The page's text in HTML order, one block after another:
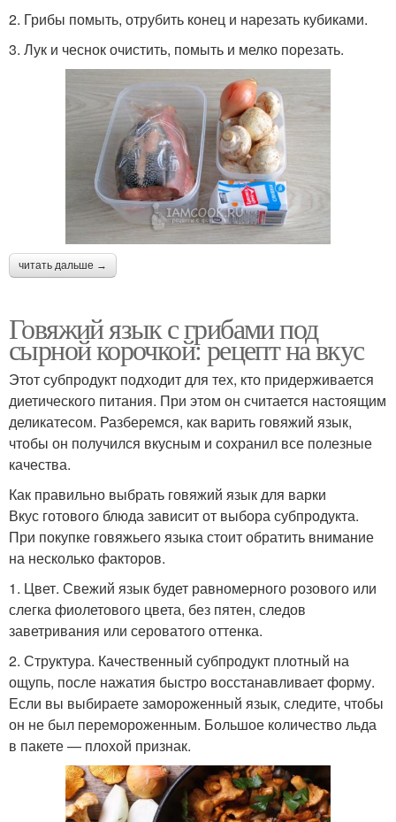
2. Грибы помыть, отрубить конец и нарезать кубиками.
3. Лук и чеснок очистить, помыть и мелко порезать.
читать дальше →
Говяжий язык с грибами под
сырной корочкой: рецепт на вкус
Этот субпродукт подходит для тех, кто придерживается
диетического питания. При этом он считается настоящим
деликатесом. Разберемся, как варить говяжий язык,
чтобы он получился вкусным и сохранил все полезные
качества.
Как правильно выбрать говяжий язык для варки
Вкус готового блюда зависит от выбора субпродукта.
При покупке говяжьего языка стоит обратить внимание
на несколько факторов.
1. Цвет. Свежий язык будет равномерного розового или
слегка фиолетового цвета, без пятен, следов
заветривания или сероватого оттенка.
2. Структура. Качественный субпродукт плотный на
ощупь, после нажатия быстро восстанавливает форму.
Если вы выбираете замороженный язык, следите, чтобы
он не был перемороженным. Большое количество льда
в пакете — плохой признак.